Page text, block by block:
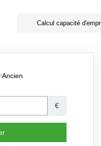
Calcul capacité